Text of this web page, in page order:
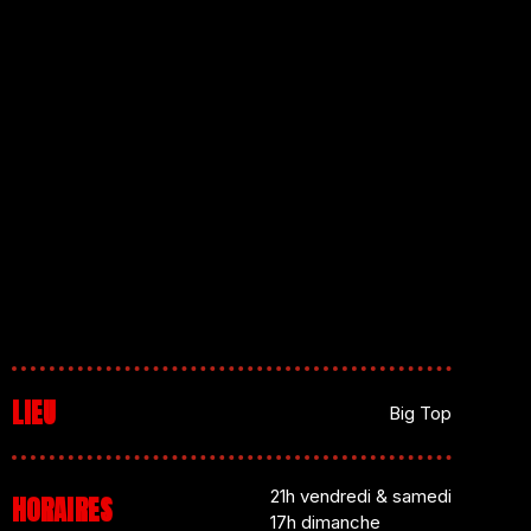
LIEU Big Top
HORAIRES
21h vendredi & samedi
17h dimanche